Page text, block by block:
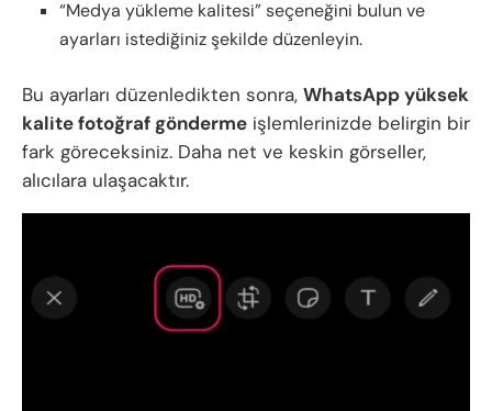
“Medya yükleme kalitesi” seçeneğini bulun ve
ayarları istediğiniz şekilde düzenleyin.
Bu ayarları düzenledikten sonra, WhatsApp yüksek
kalite fotoğraf gönderme işlemlerinizde belirgin bir
fark göreceksiniz. Daha net ve keskin görseller,
alıcılara ulaşacaktır.